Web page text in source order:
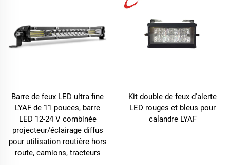
Barre de feux LED ultra fine
LYAF de 11 pouces, barre
LED 12-24 V combinée
projecteur/éclairage diffus
pour utilisation routière hors
route, camions, tracteurs
Kit double de feux d'alerte
LED rouges et bleus pour
calandre LYAF